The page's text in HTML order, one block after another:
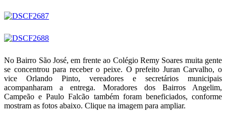
No Bairro São José, em frente ao Colégio Remy Soares muita gente
se concentrou para receber o peixe. O prefeito Juran Carvalho, o
vice Orlando Pinto, vereadores e secretários municipais
acompanharam a entrega. Moradores dos Bairros Angelim,
Campeão e Paulo Falcão também foram beneficiados, conforme
mostram as fotos abaixo. Clique na imagem para ampliar.